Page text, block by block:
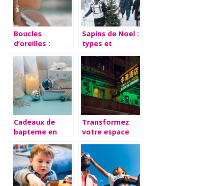
Boucles
d’oreilles :
a suivre lors du
choix
Sapins de Noel :
types et
Cadeaux de
bapteme en
avantages et
conseils a
suivre lors du
choix
Transformez
votre espace
enseignes au
neon
personnalisees